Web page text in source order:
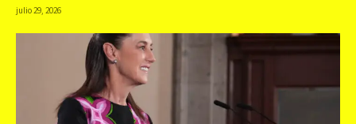
julio 29, 2026